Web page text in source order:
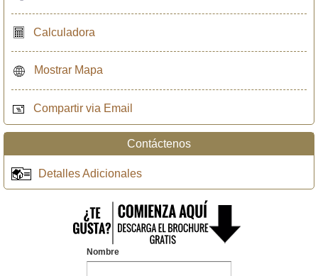
Calculadora
Mostrar Mapa
Compartir via Email
Contáctenos
Detalles Adicionales
Nombre